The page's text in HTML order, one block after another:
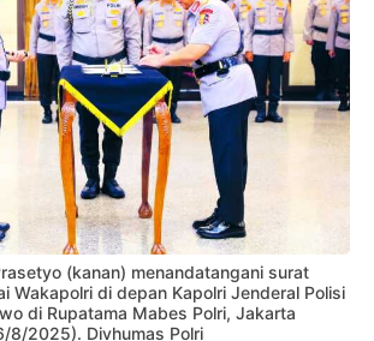
(kanan) menandatangani surat
Wakapolri di depan Kapolri Jenderal Polisi
di Rupatama Mabes Polri, Jakarta
8/2025). Divhumas Polri